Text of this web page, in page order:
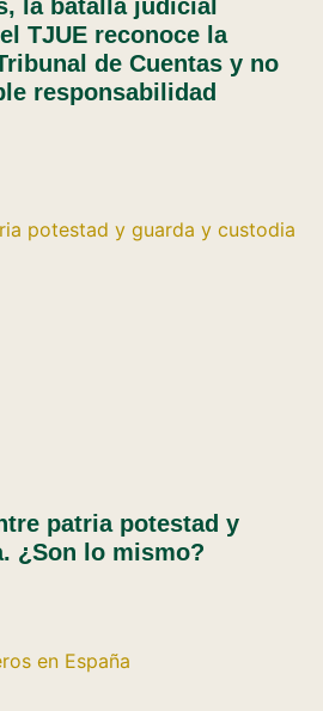
la batalla judicial
TJUE reconoce la
de Cuentas y no
responsabilidad
patria potestad y
¿Son lo mismo?